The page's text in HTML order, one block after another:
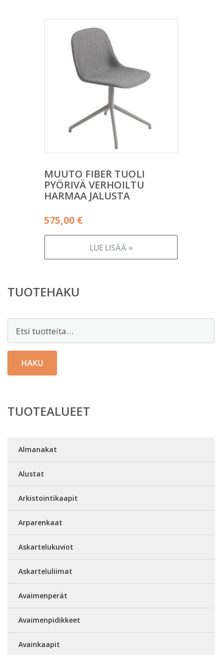
MUUTO FIBER TUOLI
PYÖRIVÄ VERHOILTU
HARMAA JALUSTA
575,00 €
LUE LISÄÄ »
TUOTEHAKU
HAKU
TUOTEALUEET
Almanakat
Alustat
Arkistointikaapit
Arparenkaat
Askartelukuviot
Askarteluliimat
Avaimenperät
Avaimenpidikkeet
Avainkaapit